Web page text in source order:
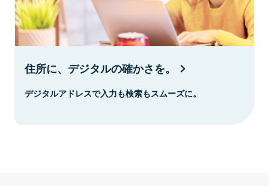
住所に、デジタルの確かさを。
デジタルアドレスで入力も検索もスムーズに。